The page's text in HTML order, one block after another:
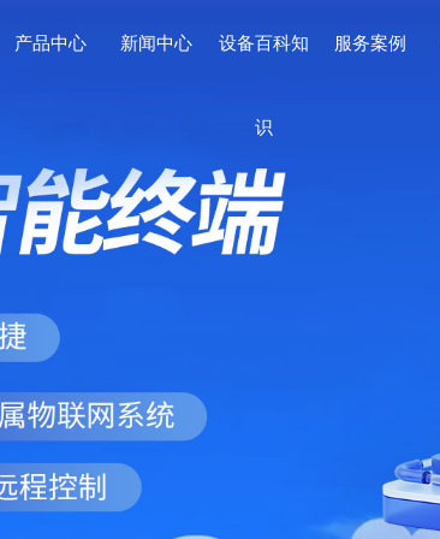
产品中心 新闻中心 设备百科知
识
服务案例